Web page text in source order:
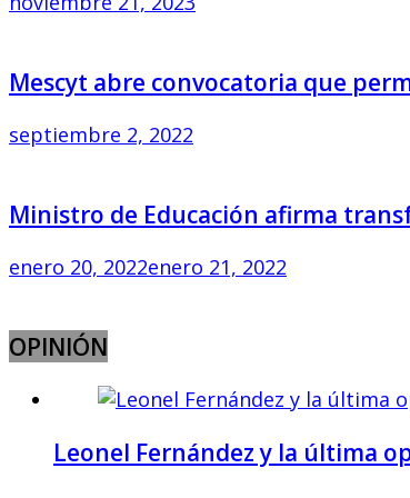
Mescyt abre convocatoria que
septiembre 2, 2022
Ministro de Educación afirma
enero 20, 2022enero 21, 2022
OPINIÓN
Leonel Fernández y la última